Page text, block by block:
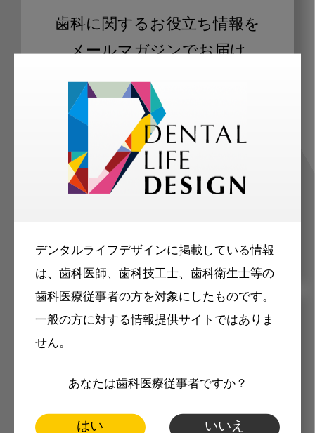
デンタルライフデザインに掲載している情報
は、歯科医師、歯科技工士、歯科衛生士等の
歯科医療従事者の方を対象にしたものです。
一般の方に対する情報提供サイトではありま
せん。
あなたは歯科医療従事者ですか？
はい いいえ
歯科に関するお役立ち情報を
メールマガジンでお届け
ご登録いただいた職種（歯科医師、歯
科衛生士、歯科技工士）に合わせた内
容のメールマガジンをお届けします。
メリット